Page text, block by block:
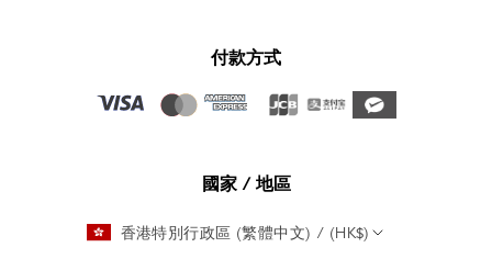
付款方式
國家 / 地區
香港特別行政區 (繁體中文) / (HK$)